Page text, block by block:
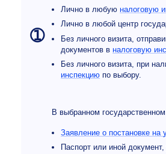
➀
Лично в любуюналоговую
Лично в любой центр
Без личного визита,
документов вналоговую
Без личного визита, при
инспекцию по выбору.
В выбранном
Заявление о постановке на
Паспорт или иной